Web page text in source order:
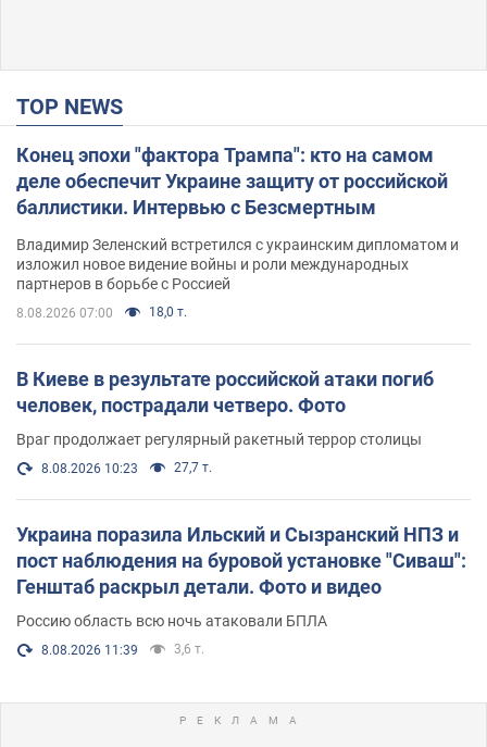
TOP NEWS
Конец эпохи "фактора Трампа": кто на самом
деле обеспечит Украине защиту от российской
баллистики. Интервью с Безсмертным
Владимир Зеленский встретился с украинским дипломатом и
изложил новое видение войны и роли международных
партнеров в борьбе с Россией
8.08.2026 07:00 18,0 т.
В Киеве в результате российской атаки погиб
человек, пострадали четверо. Фото
Враг продолжает регулярный ракетный террор столицы
8.08.2026 10:23 27,7 т.
Украина поразила Ильский и Сызранский НПЗ и
пост наблюдения на буровой установке "Сиваш":
Генштаб раскрыл детали. Фото и видео
Россию область всю ночь атаковали БПЛА
8.08.2026 11:39 3,6 т.